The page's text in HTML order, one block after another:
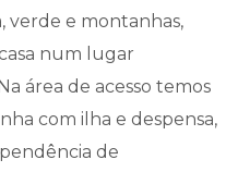
verde e montanhas,
num lugar
área de acesso temos
com ilha e despensa,
de